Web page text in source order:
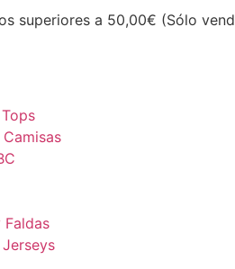
superiores a 50,00€ (Sólo
Faldas